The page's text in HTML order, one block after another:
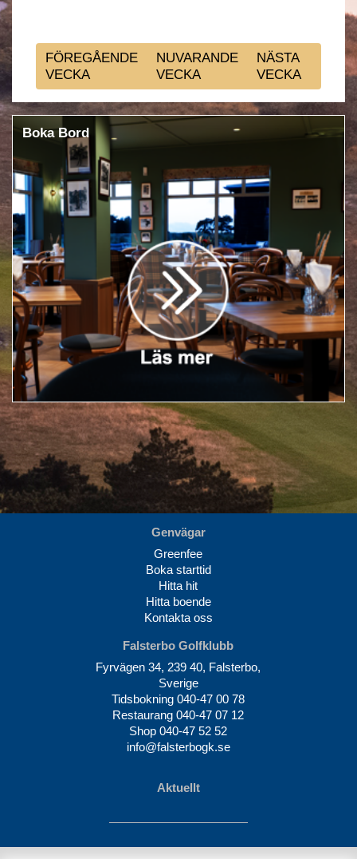
FÖREGÅENDE
VECKA
NUVARANDE
VECKA
NÄSTA
VECKA
Boka Bord
Genvägar
Greenfee
Boka starttid
Hitta hit
Hitta boende
Kontakta oss
Falsterbo Golfklubb
Fyrvägen 34, 239 40, Falsterbo,
Sverige
Tidsbokning040-47 00 78
Restaurang040-47 07 12
Shop040-47 52 52
info@falsterbogk.se
Aktuellt